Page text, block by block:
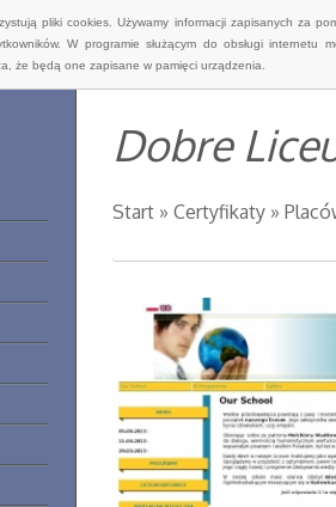
pliki cookies. Używamy informacji zapisanych za
W programie służącym do obsługi
że będą one zapisane w pamięci urządzenia.
Dobre
Start » Certyfikaty »